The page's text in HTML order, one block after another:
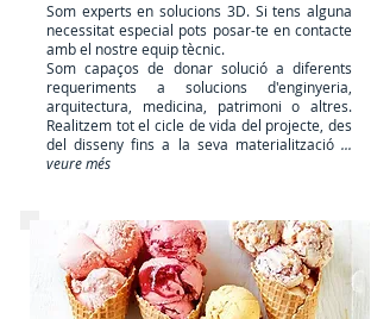
Som experts en solucions 3D. Si tens alguna
necessitat especial pots posar-te en contacte
amb el nostre equip tècnic.
Som capaços de donar solució a diferents
requeriments a solucions d'enginyeria,
arquitectura, medicina, patrimoni o altres.
Realitzem tot el cicle de vida del projecte, des
del disseny fins a la seva materialització ...
veure més